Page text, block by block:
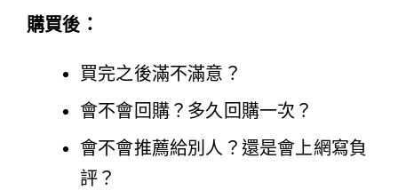
購買後：
買完之後滿不滿意？
會不會回購？多久回購一次？
會不會推薦給別人？還是會上網寫負
評？